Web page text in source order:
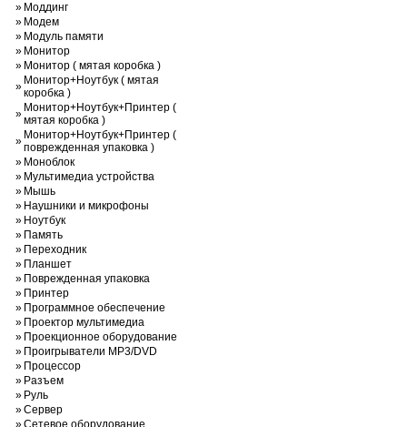
» Моддинг
» Модем
» Модуль памяти
» Монитор
» Монитор ( мятая коробка )
» Монитор+Ноутбук ( мятая
коробка )
» Монитор+Ноутбук+Принтер (
мятая коробка )
» Монитор+Ноутбук+Принтер (
поврежденная упаковка )
» Моноблок
» Мультимедиа устройства
» Мышь
» Наушники и микрофоны
» Ноутбук
» Память
» Переходник
» Планшет
» Поврежденная упаковка
» Принтер
» Программное обеспечение
» Проектор мультимедиа
» Проекционное оборудование
» Проигрыватели MP3/DVD
» Процессор
» Разъем
» Руль
»Сервер
»Сетевое оборудование